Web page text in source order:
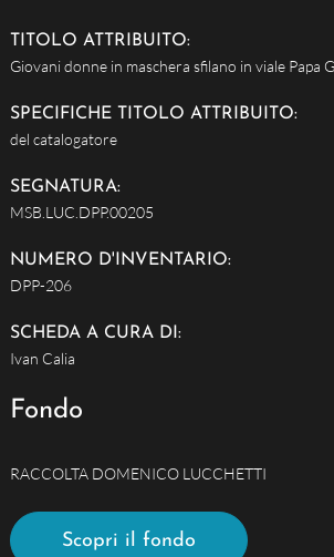
TITOLO ATTRIBUITO:
Giovani donne in maschera sfilano in viale Papa
SPECIFICHE TITOLO ATTRIBUITO:
del catalogatore
SEGNATURA:
MSB.LUC.DPP.00205
NUMERO D'INVENTARIO:
DPP-206
SCHEDA A CURA DI:
Ivan Calia
Fondo
RACCOLTA DOMENICO LUCCHETTI
Scopri il fondo